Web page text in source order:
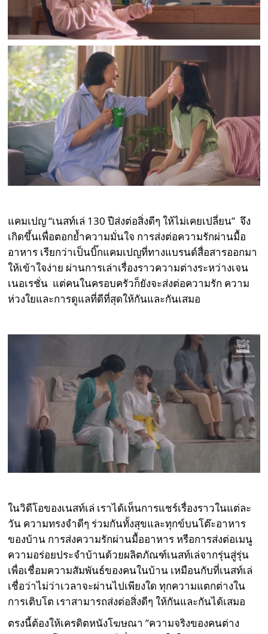
แคมเปญ “เนสท์เล่ 130 ปีส่งต่อสิ่งดีๆ ให้ไม่เคยเปลี่ยน” จึง
เกิดขึ้นเพื่อตอกย้ำความมั่นใจ การส่งต่อความรักผ่านมื้อ
อาหาร เรียกว่าเป็นบิ๊กแคมเปญที่ทางแบรนด์สื่อสารออกมา
ให้เข้าใจง่าย ผ่านการเล่าเรื่องราวความต่างระหว่างเจน
เนอเรชั่น แต่คนในครอบครัวก็ยังจะส่งต่อความรัก ความ
ห่วงใยและการดูแลที่ดีที่สุดให้กันและกันเสมอ
ในวิดีโอของเนสท์เล่ เราได้เห็นการแชร์เรื่องราวในแต่ละ
วัน ความทรงจำดีๆ ร่วมกันทั้งสุขและทุกข์บนโต๊ะอาหาร
ของบ้าน การส่งความรักผ่านมื้ออาหาร หรือการส่งต่อเมนู
ความอร่อยประจำบ้านด้วยผลิตภัณฑ์เนสท์เล่จากรุ่นสู่รุ่น
เพื่อเชื่อมความสัมพันธ์ของคนในบ้าน เหมือนกับที่เนสท์เล่
เชื่อว่าไม่ว่าเวลาจะผ่านไปเพียงใด ทุกความแตกต่างใน
การเติบโต เราสามารถส่งต่อสิ่งดีๆ ให้กันและกันได้เสมอ
ตรงนี้ต้องให้เครดิตหนังโฆษณา ”ความจริงของคนต่าง